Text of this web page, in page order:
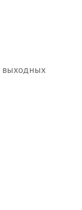
выходных